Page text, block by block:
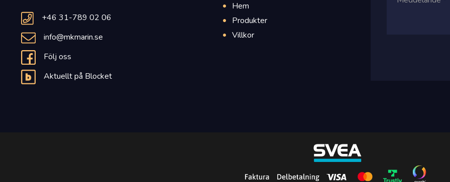
+46 31-789 02 06
info@mkmarin.se
Följ oss
Aktuellt på Blocket
Hem
Produkter
Villkor